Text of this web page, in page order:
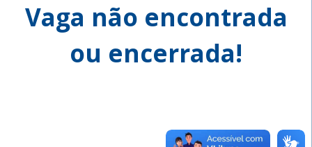
Vaga não encontrada
ou encerrada!